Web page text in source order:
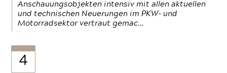
Anschauungsobjekten intensiv mit allen aktuellen
und technischen Neuerungen im PKW- und
Motorradsektor vertraut gemac…
4